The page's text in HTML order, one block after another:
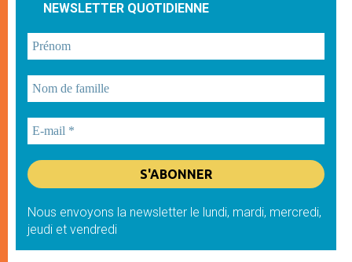
NEWSLETTER QUOTIDIENNE
Nous envoyons la newsletter le lundi, mardi, mercredi,
jeudi et vendredi